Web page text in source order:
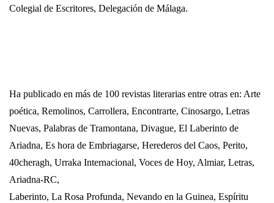
Colegial de Escritores, Delegación de Málaga.
Ha publicado en más de 100 revistas literarias entre otras en: Arte
poética, Remolinos, Carrollera, Encontrarte, Cinosargo, Letras
Nuevas, Palabras de Tramontana, Divague, El Laberinto de
Ariadna, Es hora de Embriagarse, Herederos del Caos, Perito,
40cheragh, Urraka Internacional, Voces de Hoy, Almiar, Letras,
Ariadna-RC,
Laberinto, La Rosa Profunda, Nevando en la Guinea, Espíritu